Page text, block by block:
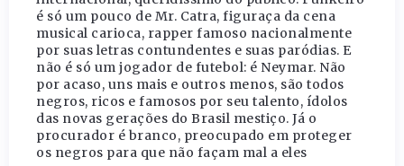
é só um pouco de Mr. Catra, figuraça da cena
musical carioca, rapper famoso nacionalmente
por suas letras contundentes e suas paródias. E
não é só um jogador de futebol: é Neymar. Não
por acaso, uns mais e outros menos, são todos
negros, ricos e famosos por seu talento, ídolos
das novas gerações do Brasil mestiço. Já o
procurador é branco, preocupado em proteger
os negros para que não façam mal a eles